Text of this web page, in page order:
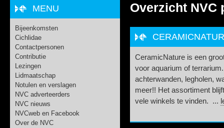
Overzicht NVC
CeramicNature is een
voor aquarium of
achterwanden, legholen,
meer!! Het assortiment
vele winkels te vinden. ...
MENU
Bijeenkomsten
Cichlidae
Contactpersonen
Contributie
Lezingen
Lidmaatschap
Notulen en verslagen
NVC adverteerders
NVC nieuws
NVCweb en Facebook
Over de NVC